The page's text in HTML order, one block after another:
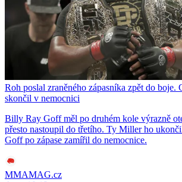
Roh poslal zraněného zápasníka zpět do
skončil v nemocnici
Billy Ray Goff měl po druhém kole výrazně
přesto nastoupil do třetího. Ty Miller ho
Goff po zápase zamířil do nemocnice.
MMAMAG.cz